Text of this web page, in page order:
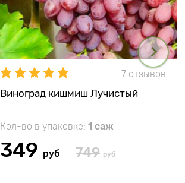
7 отзывов
Виноград кишмиш Лучистый
Кол-во в упаковке: 1 саж
349 руб 749 руб